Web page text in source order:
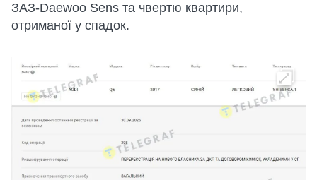
ЗАЗ-Daewoo Sens та чвертю квартири,
отриманої у спадок.